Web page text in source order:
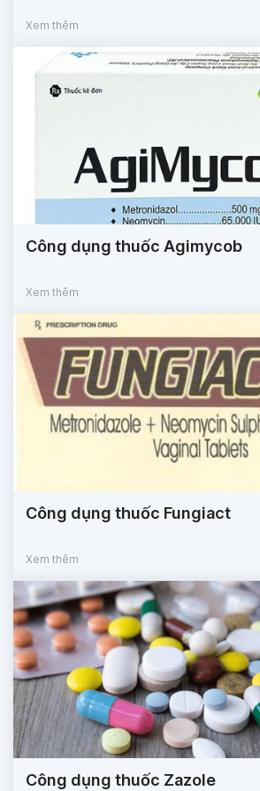
Xem thêm
Công dụng thuốc Agimycob
Xem thêm
Công dụng thuốc Fungiact
Xem thêm
Công dụng thuốc Zazole